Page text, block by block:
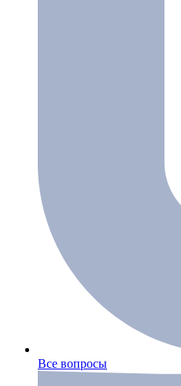
Все вопросы